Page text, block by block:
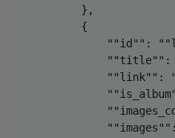
            },
            {
""id"":
""title"":
""link"":